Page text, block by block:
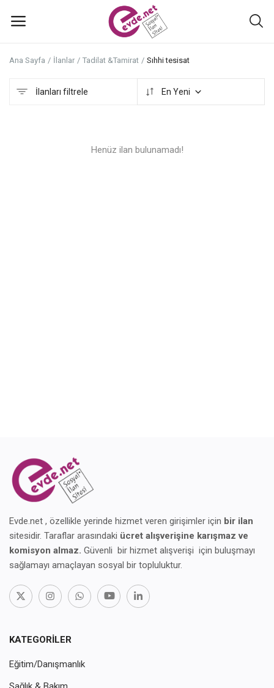
ekle
Ana Sayfa İlanlar Tadilat &Tamirat Sıhhi tesisat
İlanları filtrele En Yeni
Henüz ilan bulunamadı!
Evde.net , özellikle yerinde hizmet veren girişimler için bir ilan
sitesidir. Taraflar arasındaki ücret alışverişine karışmaz ve
komisyon almaz. Güvenli bir hizmet alışverişi için buluşmayı
sağlamayı amaçlayan sosyal bir topluluktur.
KATEGORILER
Eğitim/Danışmanlık